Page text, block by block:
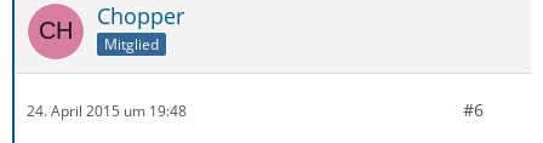
Chopper
Mitglied
24. April 2015 um 19:48 #6